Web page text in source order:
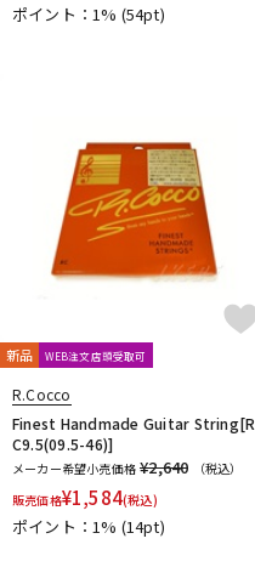
ポイント：1% (54pt)
新品 WEB注文店頭受取可
R.Cocco
Finest Handmade Guitar String[R
C9.5(09.5-46)]
メーカー希望小売価格 ¥2,640
（税込）
販売価格¥1,584(税込)
ポイント：1% (14pt)